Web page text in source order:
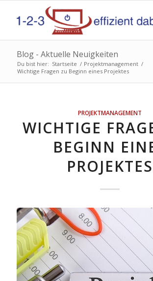
Blog - Aktuelle Neuigkeiten
Du bist hier: Startseite / Projektmanagement /
Wichtige Fragen zu Beginn eines Projektes
PROJEKTMANAGEMENT
WICHTIGE
BEGINN
PROJEKTES